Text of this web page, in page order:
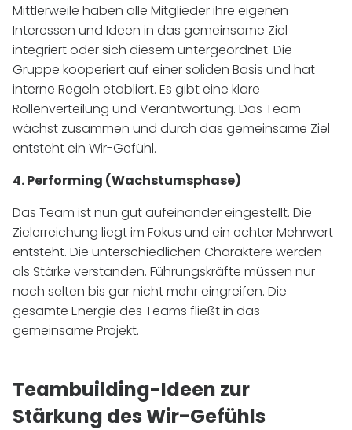
Mittlerweile haben alle Mitglieder ihre eigenen
Interessen und Ideen in das gemeinsame Ziel
integriert oder sich diesem untergeordnet. Die
Gruppe kooperiert auf einer soliden Basis und hat
interne Regeln etabliert. Es gibt eine klare
Rollenverteilung und Verantwortung. Das Team
wächst zusammen und durch das gemeinsame Ziel
entsteht ein Wir-Gefühl.
4. Performing (Wachstumsphase)
Das Team ist nun gut aufeinander eingestellt. Die
Zielerreichung liegt im Fokus und ein echter Mehrwert
entsteht. Die unterschiedlichen Charaktere werden
als Stärke verstanden. Führungskräfte müssen nur
noch selten bis gar nicht mehr eingreifen. Die
gesamte Energie des Teams fließt in das
gemeinsame Projekt.
Teambuilding-Ideen zur
Stärkung des Wir-Gefühls